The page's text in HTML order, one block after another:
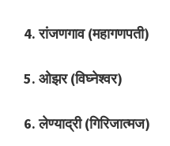
4. रांजणगाव (महागणपती)
5. ओझर (विघ्नेश्वर)
6. लेण्याद्री (गिरिजात्मज)